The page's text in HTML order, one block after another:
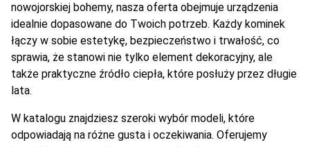
nowojorskiej bohemy, nasza oferta obejmuje urządzenia
idealnie dopasowane do Twoich potrzeb. Każdy kominek
łączy w sobie estetykę, bezpieczeństwo i trwałość, co
sprawia, że stanowi nie tylko element dekoracyjny, ale
także praktyczne źródło ciepła, które posłuży przez długie
lata.
W katalogu znajdziesz szeroki wybór modeli, które
odpowiadają na różne gusta i oczekiwania. Oferujemy